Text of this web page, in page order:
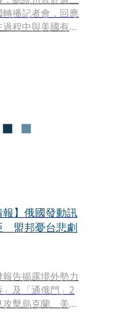
播記者會，回應
程中與美國有線
報】俄國發動訊
盟邦憂台悲劇
告揭露境外勢力
及「通俄門」2
擊烏克蘭、美國